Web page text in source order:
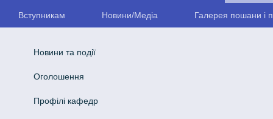
Вступникам Новини/Медіа Галерея пошани і
Новини та події
Оголошення
Профілі кафедр